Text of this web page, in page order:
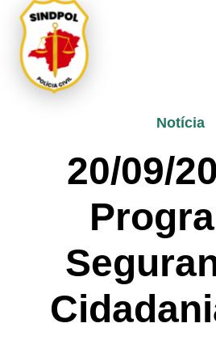
Notícia
20/09/